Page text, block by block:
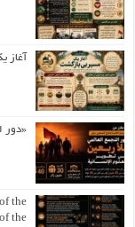
آغاز
«دور
the
the